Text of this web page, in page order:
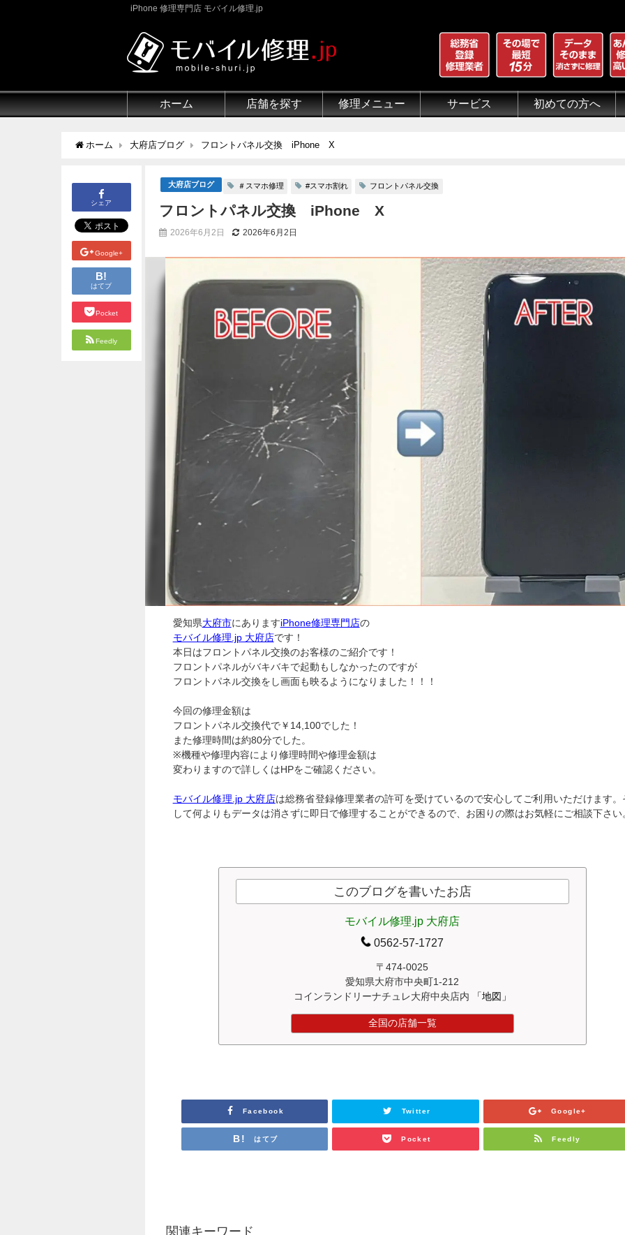
iPhone 修理専門店 モバイル修理.jp
ホーム 店舗を探す 修理メニュー サービス 初めての方へ
ホーム 大府店ブログ フロントパネル交換 iPhone X
シェア
Google+
B!
はてブ
Pocket
Feedly
大府店ブログ ＃スマホ修理 #スマホ割れ フロントパネル交換
フロントパネル交換 iPhone X
2026年6月2日 2026年6月2日
愛知県大府市にありますiPhone修理専門店の
モバイル修理.jp 大府店です！
本日はフロントパネル交換のお客様のご紹介です！
フロントパネルがバキバキで起動もしなかったのですが
フロントパネル交換をし画面も映るようになりました！！！
今回の修理金額は
フロントパネル交換代で￥14,100でした！
また修理時間は約80分でした。
※機種や修理内容により修理時間や修理金額は
変わりますので詳しくはHPをご確認ください。
モバイル修理.jp 大府店は総務省登録修理業者の許可を受けているので安心してご利用いただけます。
して何よりもデータは消さずに即日で修理することができるので、お困りの際はお気軽にご相談下さい
このブログを書いたお店
モバイル修理.jp 大府店
0562-57-1727
〒474-0025
愛知県大府市中央町1-212
コインランドリーナチュレ大府中央店内
「地図」
全国の店舗一覧
Facebook Twitter Google+
はてブ Pocket Feedly
関連キーワード